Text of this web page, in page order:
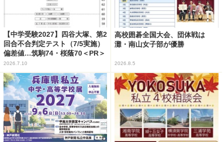
【中学受験2027】四谷大塚、第2
回合不合判定テスト（7/5実施）
偏差値…筑駒74・桜蔭70＜PR＞
2026.7.10
高校囲碁全国大会、団体戦は
灘・南山女子部が優勝
2026.8.5